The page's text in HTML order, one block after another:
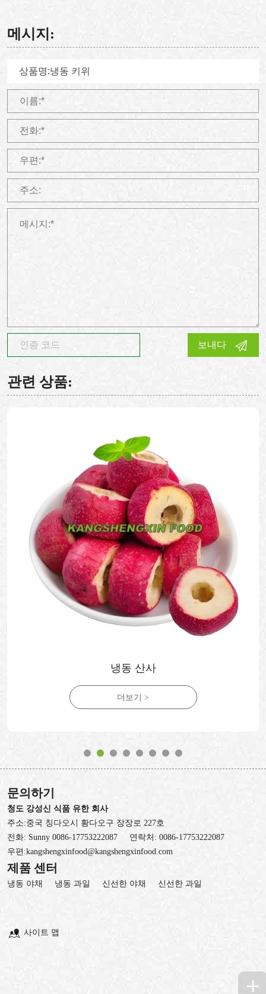
메시지:
보내다
관련 상품:
냉동 산사
더보기 >
문의하기
청도 강성신 식품 유한 회사
주소:중국 칭다오시 황다오구 장장로 227호
전화: Sunny 0086-17753222087 연락처: 0086-17753222087
우편:kangshengxinfood@kangshengxinfood.com
제품 센터
냉동 야채 냉동 과일 신선한 야채 신선한 과일
사이트 맵